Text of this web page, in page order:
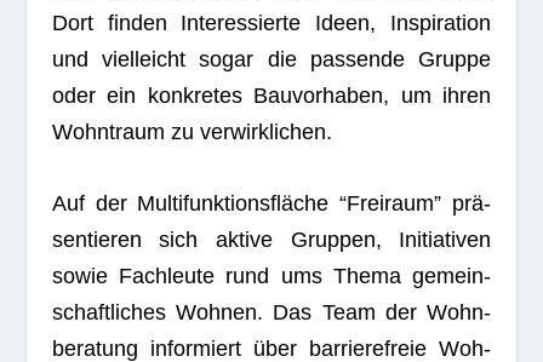
Dort fin­den Inter­es­sierte Ideen, Inspi­ra­tion
und viel­leicht sogar die pas­sende Gruppe
oder ein kon­kre­tes Bau­vor­ha­ben, um ihren
Wohn­traum zu verwirklichen.
Auf der Mul­ti­funk­ti­ons­flä­che “Frei­raum” prä­
sen­tie­ren sich aktive Grup­pen, Initia­ti­ven
sowie Fach­leute rund ums Thema gemein­
schaft­li­ches Woh­nen. Das Team der Wohn­
be­ra­tung infor­miert über bar­rie­re­freie Woh­